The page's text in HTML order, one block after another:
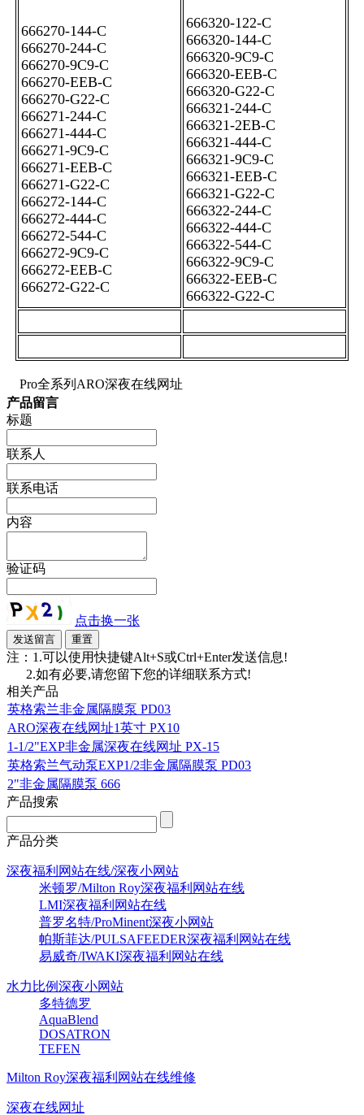
666270-144-C
666270-244-C
666270-9C9-C
666270-EEB-C
666270-G22-C
666271-244-C
666271-444-C
666271-9C9-C
666271-EEB-C
666271-G22-C
666272-144-C
666272-444-C
666272-544-C
666272-9C9-C
666272-EEB-C
666272-G22-C
666320-122-C
666320-144-C
666320-9C9-C
666320-EEB-C
666320-G22-C
666321-244-C
666321-2EB-C
666321-444-C
666321-9C9-C
666321-EEB-C
666321-G22-C
666322-244-C
666322-444-C
666322-544-C
666322-9C9-C
666322-EEB-C
666322-G22-C
Pro全系列ARO深夜在线网址
产品留言
标题
联系人
联系电话
内容
验证码
点击换一张
注：1.可以使用快捷键Alt+S或Ctrl+Enter发送信息!
2.如有必要,请您留下您的详细联系方式!
相关产品
英格索兰非金属隔膜泵 PD03
ARO深夜在线网址1英寸 PX10
1-1/2"EXP非金属深夜在线网址 PX-15
英格索兰气动泵EXP1/2非金属隔膜泵 PD03
2"非金属隔膜泵 666
产品搜索
产品分类
深夜福利网站在线/深夜小网站
米顿罗/Milton Roy深夜福利网站在线
LMI深夜福利网站在线
普罗名特/ProMinent深夜小网站
帕斯菲达/PULSAFEEDER深夜福利网站在线
易威奇/IWAKI深夜福利网站在线
水力比例深夜小网站
多特德罗
AquaBlend
DOSATRON
TEFEN
Milton Roy深夜福利网站在线维修
深夜在线网址